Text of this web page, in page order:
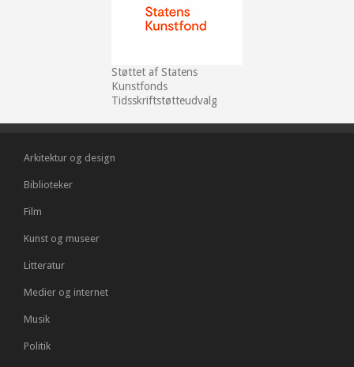
Støttet af Statens
Kunstfonds
Tidsskriftstøtteudvalg
Arkitektur og design
Biblioteker
Film
Kunst og museer
Litteratur
Medier og internet
Musik
Politik